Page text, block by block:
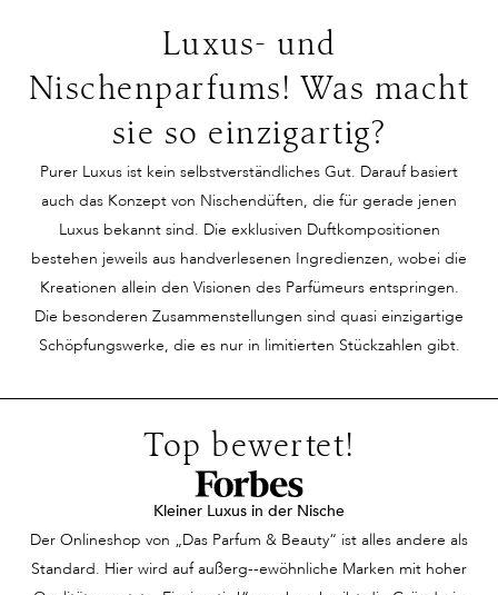
trägt ein schlichtes
Kleid, doch ihre
Bewegungen ziehen alle
Blicke auf sich. Auf den
sie unnahbar, ein Hauch
Menschen um sie herum
sind wie verzaubert, als
dennoch eine gewisse
Eleganz aus. Seine
Präsenz wird
wahrgenommen und
scheue Blicke der
Bewunderung streifen
ihn. Dann begegnet ihm
DIE Frau –
selbstbewusst und
scheinbar unerreichbar.
Schaut sie ihm
hinterher? Nein. Doch
dann streift sie ein
unvergleichlich guter
Duft und sie kann nicht
noch rein
sondern eine
geschaffen
einer
einer
Harmonie
Luxus- und
Nischenparfums! Was macht
sie so einzigartig?
Purer Luxus ist kein selbstverständliches Gut. Darauf basiert
auch das Konzept von Nischendüften, die für gerade jenen
Luxus bekannt sind. Die exklusiven Duftkompositionen
bestehen jeweils aus handverlesenen Ingredienzen, wobei die
Kreationen allein den Visionen des Parfümeurs entspringen.
Die besonderen Zusammenstellungen sind quasi einzigartige
Schöpfungswerke, die es nur in limitierten Stückzahlen gibt.
Top bewertet!
Kleiner Luxus in der Nische
Der Onlineshop von „Das Parfum & Beauty“ ist alles andere als
Standard. Hier wird auf außerg--ewöhnliche Marken mit hoher